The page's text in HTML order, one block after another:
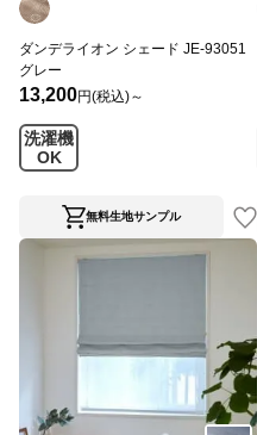
ダンデライオン シェード JE-93051
グレー
13,200円(税込)～
洗濯機
OK
無料生地サンプル